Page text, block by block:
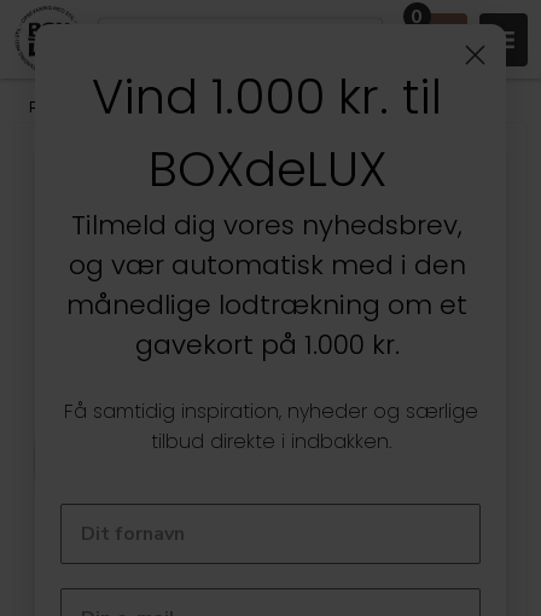
0
Produkter /Kontoret/Kontoropbevaring/ Brevbakker & bakker
Vind 1.000 kr. til
BOXdeLUX
Tilmeld dig vores nyhedsbrev,
og vær automatisk med i den
månedlige lodtrækning om et
gavekort på 1.000 kr.
Få samtidig inspiration, nyheder og særlige
tilbud direkte i indbakken.